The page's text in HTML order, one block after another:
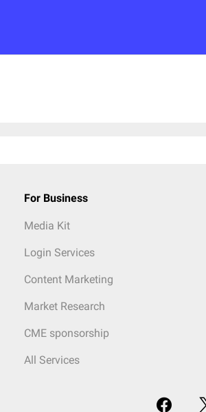
For Business
Media Kit
Login Services
Content Marketing
Market Research
CME sponsorship
All Services